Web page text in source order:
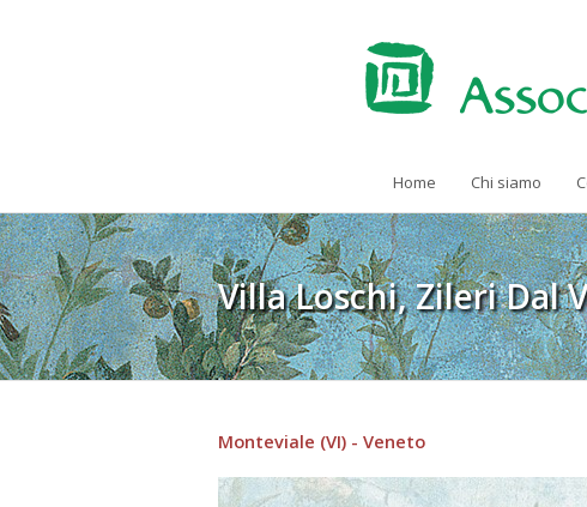
Home Chi siamo
Villa Loschi, Zileri Dal
Monteviale (VI) - Veneto